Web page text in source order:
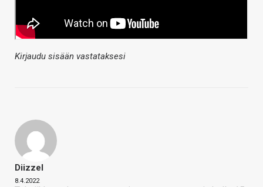
Kirjaudu sisään vastataksesi
Diizzel
8.4.2022